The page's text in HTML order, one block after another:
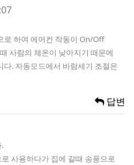
로 하여 에어컨 작동이 On/Off
사람의 체온이 낮아지기 때문에
. 자동모드에서 바람세기 조절은
답변
사용하다가 집에 갈때 송풍으로